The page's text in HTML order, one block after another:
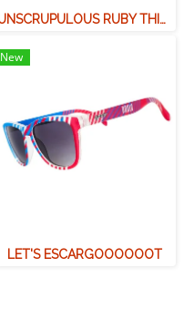
UNSCRUPULOUS RUBY THIEF
New
LET'S ESCARGOOOOOOT